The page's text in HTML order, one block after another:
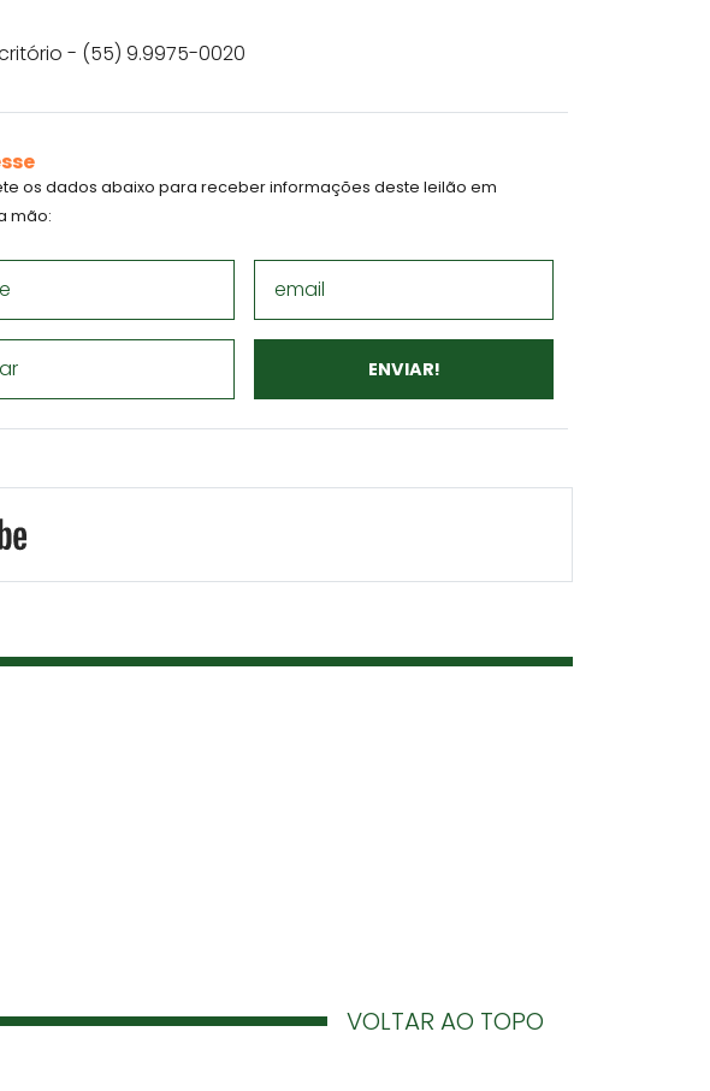
- (55) 9.9975-0020
os dados abaixo para receber informações deste leilão em
mão:
email
VOLTAR AO TOPO